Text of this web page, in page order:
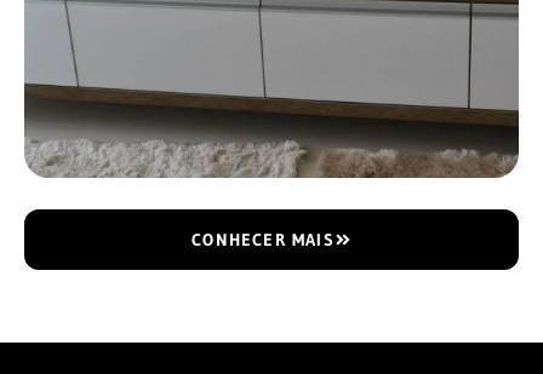
CONHECER MAIS